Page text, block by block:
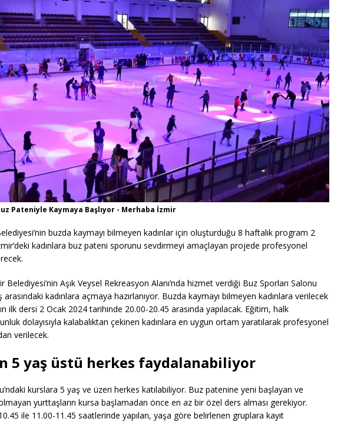
Pateniyle Kaymaya Başlıyor - Merhaba İzmir
buzda kaymayı bilmeyen kadınlar için oluşturduğu 8 haftalık program 2
kadınlara buz pateni sporunu sevdirmeyi amaçlayan projede profesyonel
Belediyesi’nin Aşık Veysel Rekreasyon Alanı’nda hizmet verdiği Buz Sporları Salonu
arasındaki kadınlara açmaya hazırlanıyor. Buzda kaymayı bilmeyen kadınlara verilecek
ilk dersi 2 Ocak 2024 tarihinde 20.00-20.45 arasında yapılacak. Eğitim, halk
dolayısıyla kalabalıktan çekinen kadınlara en uygun ortam yaratılarak profesyonel
verilecek.
5 yaş üstü herkes faydalanabiliyor
kurslara 5 yaş ve üzeri herkes katılabiliyor. Buz patenine yeni başlayan ve
yurttaşların kursa başlamadan önce en az bir özel ders alması gerekiyor.
ile 11.00-11.45 saatlerinde yapılan, yaşa göre belirlenen gruplara kayıt